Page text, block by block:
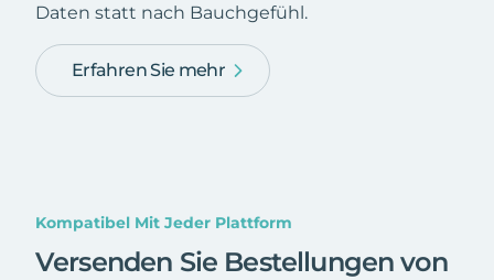
Daten statt nach Bauchgefühl.
Erfahren Sie mehr
Kompatibel Mit Jeder Plattform
Versenden Sie Bestellungen von